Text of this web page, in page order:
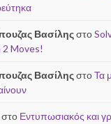
Βασίληςστο
Moves!
ΒασίληςστοΤα
στο Εντυπωσιακός και